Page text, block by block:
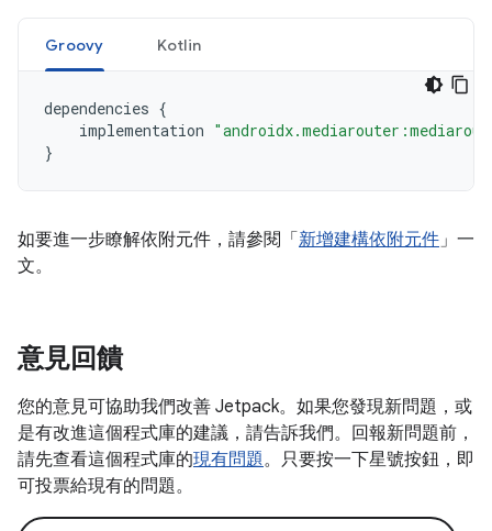
Groovy Kotlin
dependencies {
implementation
}
如要進一步瞭解依附元件，請參閱「 新增建構依附元件」一
文。
意見回饋
您的意見可協助我們改善 Jetpack。如果您發現新問題，或
是有改進這個程式庫的建議，請告訴我們。回報新問題前，
請先查看這個程式庫的現有問題。只要按一下星號按鈕，即
可投票給現有的問題。